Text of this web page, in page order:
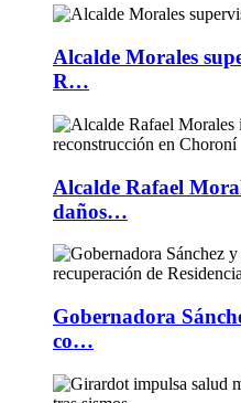
Alcalde Morales
R…
Alcalde Rafael
daños…
Gobernadora
co…